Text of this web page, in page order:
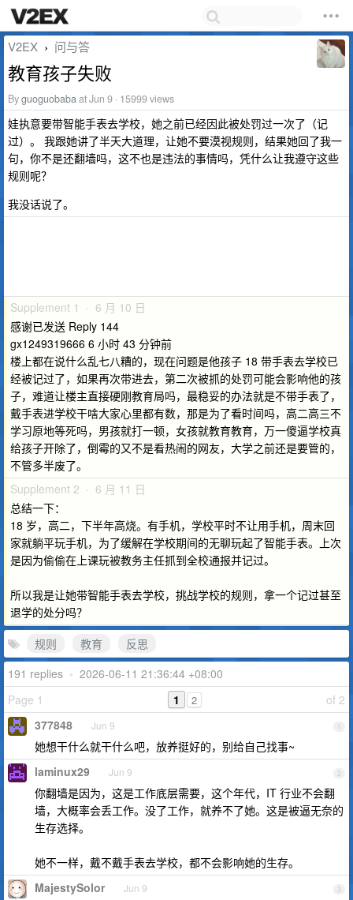
V2EX › 问与答
教育孩子失败
Byguoguobabaat Jun 9 · 15999 views
娃执意要带智能手表去学校，她之前已经因此被处罚过一次了（记
过）。 我跟她讲了半天大道理，让她不要漠视规则，结果她回了我一
句，你不是还翻墙吗，这不也是违法的事情吗，凭什么让我遵守这些
规则呢？
我没话说了。
Supplement 1 · 6 月 10 日
感谢已发送 Reply 144
gx1249319666 6 小时 43 分钟前
楼上都在说什么乱七八糟的，现在问题是他孩子 18 带手表去学校已
经被记过了，如果再次带进去，第二次被抓的处罚可能会影响他的孩
子，难道让楼主直接硬刚教育局吗，最稳妥的办法就是不带手表了，
戴手表进学校干啥大家心里都有数，那是为了看时间吗，高二高三不
学习原地等死吗，男孩就打一顿，女孩就教育教育，万一傻逼学校真
给孩子开除了，倒霉的又不是看热闹的网友，大学之前还是要管的，
不管多半废了。
Supplement 2 · 6 月 11 日
总结一下：
18 岁，高二，下半年高烧。有手机，学校平时不让用手机，周末回
家就躺平玩手机，为了缓解在学校期间的无聊玩起了智能手表。上次
是因为偷偷在上课玩被教务主任抓到全校通报并记过。
所以我是让她带智能手表去学校，挑战学校的规则，拿一个记过甚至
退学的处分吗？
规则
教育
反思
191 replies • 2026-06-11 21:36:44 +08:00
Page 1
of 2
1 2
1
377848 Jun 9
她想干什么就干什么吧，放养挺好的，别给自己找事~
2
laminux29 Jun 9
你翻墙是因为，这是工作底层需要，这个年代，IT 行业不会翻
墙，大概率会丢工作。没了工作，就养不了她。这是被逼无奈的
生存选择。
她不一样，戴不戴手表去学校，都不会影响她的生存。
3
MajestySolor Jun 9